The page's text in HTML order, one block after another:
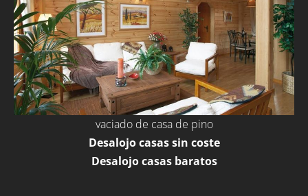
vaciado de casa de pino
Desalojo casas sin coste
Desalojo casas baratos